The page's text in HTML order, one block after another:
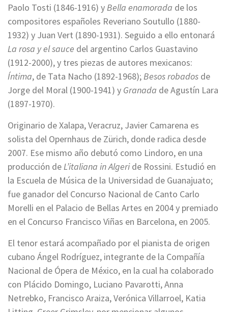
Paolo Tosti (1846-1916) yBella enamorada de los
compositores españoles Reveriano Soutullo (1880-
1932) y Juan Vert (1890-1931). Seguido a ello entonará
La rosa y el sauce del argentino Carlos Guastavino
(1912-2000), y tres piezas de autores mexicanos:
Íntima, de Tata Nacho (1892-1968);Besos robados de
Jorge del Moral (1900-1941) y Granada de Agustín Lara
(1897-1970).
Originario de Xalapa, Veracruz, Javier Camarena es
solista del Opernhaus de Zürich, donde radica desde
2007. Ese mismo año debutó como Lindoro, en una
producción deL’italiana in Algeride Rossini. Estudió en
la Escuela de Música de la Universidad de Guanajuato;
fue ganador del Concurso Nacional de Canto Carlo
Morelli en el Palacio de Bellas Artes en 2004 y premiado
en el Concurso Francisco Viñas en Barcelona, en 2005.
El tenor estará acompañado por el pianista de origen
cubano Ángel Rodríguez, integrante de la Compañía
Nacional de Ópera de México, en la cual ha colaborado
con Plácido Domingo, Luciano Pavarotti, Anna
Netrebko, Francisco Araiza, Verónica Villarroel, Katia